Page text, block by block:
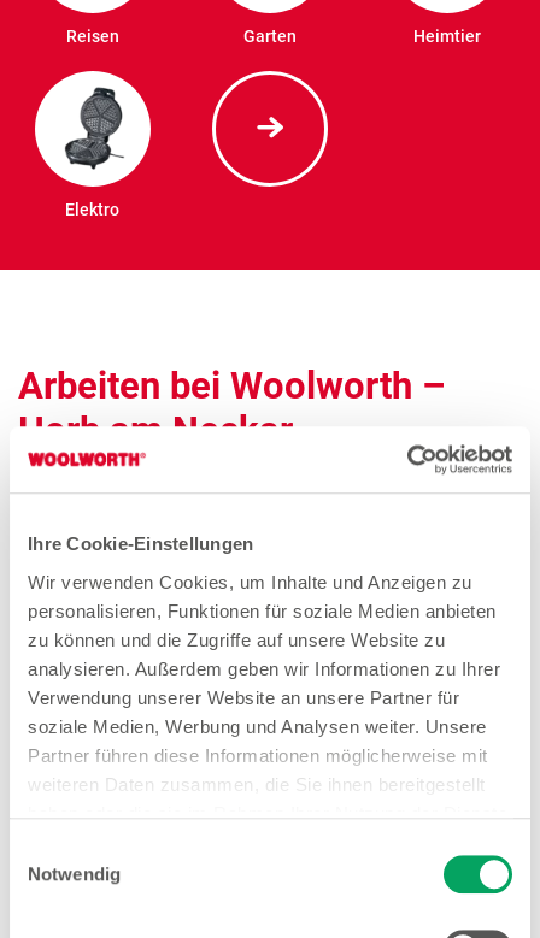
Ihre Cookie-Einstellungen
Wir verwenden Cookies, um Inhalte und Anzeigen zu
personalisieren, Funktionen für soziale Medien anbieten
zu können und die Zugriffe auf unsere Website zu
analysieren. Außerdem geben wir Informationen zu Ihrer
Verwendung unserer Website an unsere Partner für
soziale Medien, Werbung und Analysen weiter. Unsere
Partner führen diese Informationen möglicherweise mit
weiteren Daten zusammen, die Sie ihnen bereitgestellt
Einstellungen zu den Cookies finden Sie
Notwendig
Reisen Garten Heimtier
Elektro
Arbeiten bei Woolworth –
Horb am Neckar
Quereinsteiger Verkauf Teilzeit (gn*)
Zum Stellenangebot
Verkäuferin Teilzeit (gn*)
Zum Stellenangebot
Zum Stellenangebot